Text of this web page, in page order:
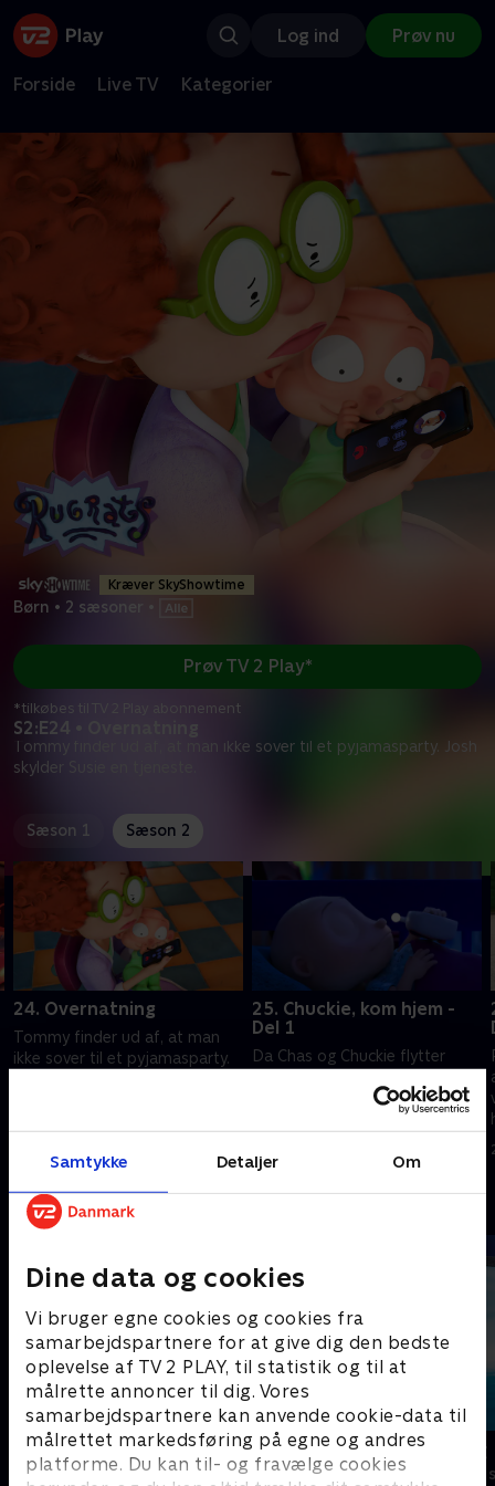
Samtykke Detaljer Om
Dine data og cookies
Vi bruger egne cookies og cookies fra
samarbejdspartnere for at give dig den bedste
oplevelse af TV 2 PLAY, til statistik og til at
målrette annoncer til dig. Vores
samarbejdspartnere kan anvende cookie-data til
målrettet markedsføring på egne og andres
platforme. Du kan til- og fravælge cookies
Log ind Prøv nu
Forside Live TV Kategorier
Kræver SkyShowtime
Børn • 2 sæsoner
S2:E24 • Overnatning
Tommy finder ud af, at man ikke sover til et pyjamasparty. Josh
skylder Susie en tjeneste.
Prøv TV 2 Play*
*tilkøbes til TV 2 Play abonnement
Sæson 1 Sæson 2
24. Overnatning
Tommy finder ud af, at man
ikke sover til et pyjamasparty.
25. Chuckie, kom hjem -
Del 1
Da Chas og Chuckie flytter
sig sammen med en ny dreng
Andre så også
Pingu i byen
Børneserier • 2 sæsoner
Vicke Viking
Børneserier • 1